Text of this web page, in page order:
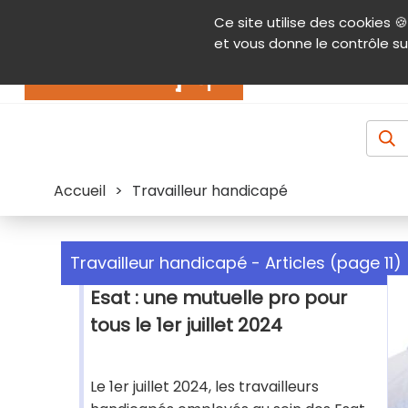
Ce site utilise des cookies 🍪
et vous donne le contrôle
Contenu Aide et accessibilité Menu
Accueil > Travailleur handicapé
Travailleur handicapé - Articles (page 11)
Esat : une mutuelle pro pour
tous le 1er juillet 2024
Le 1er juillet 2024, les travailleurs